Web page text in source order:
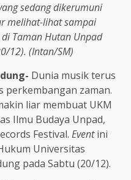
sedang dikerumuni
melihat-lihat sampai
Taman Hutan Unpad
12). (Intan/SM)
Dunia musik terus
zaman.
liar membuat UKM
Ilmu Budaya Unpad,
Festival. Eventini
Universitas
pada Sabtu (20/12).